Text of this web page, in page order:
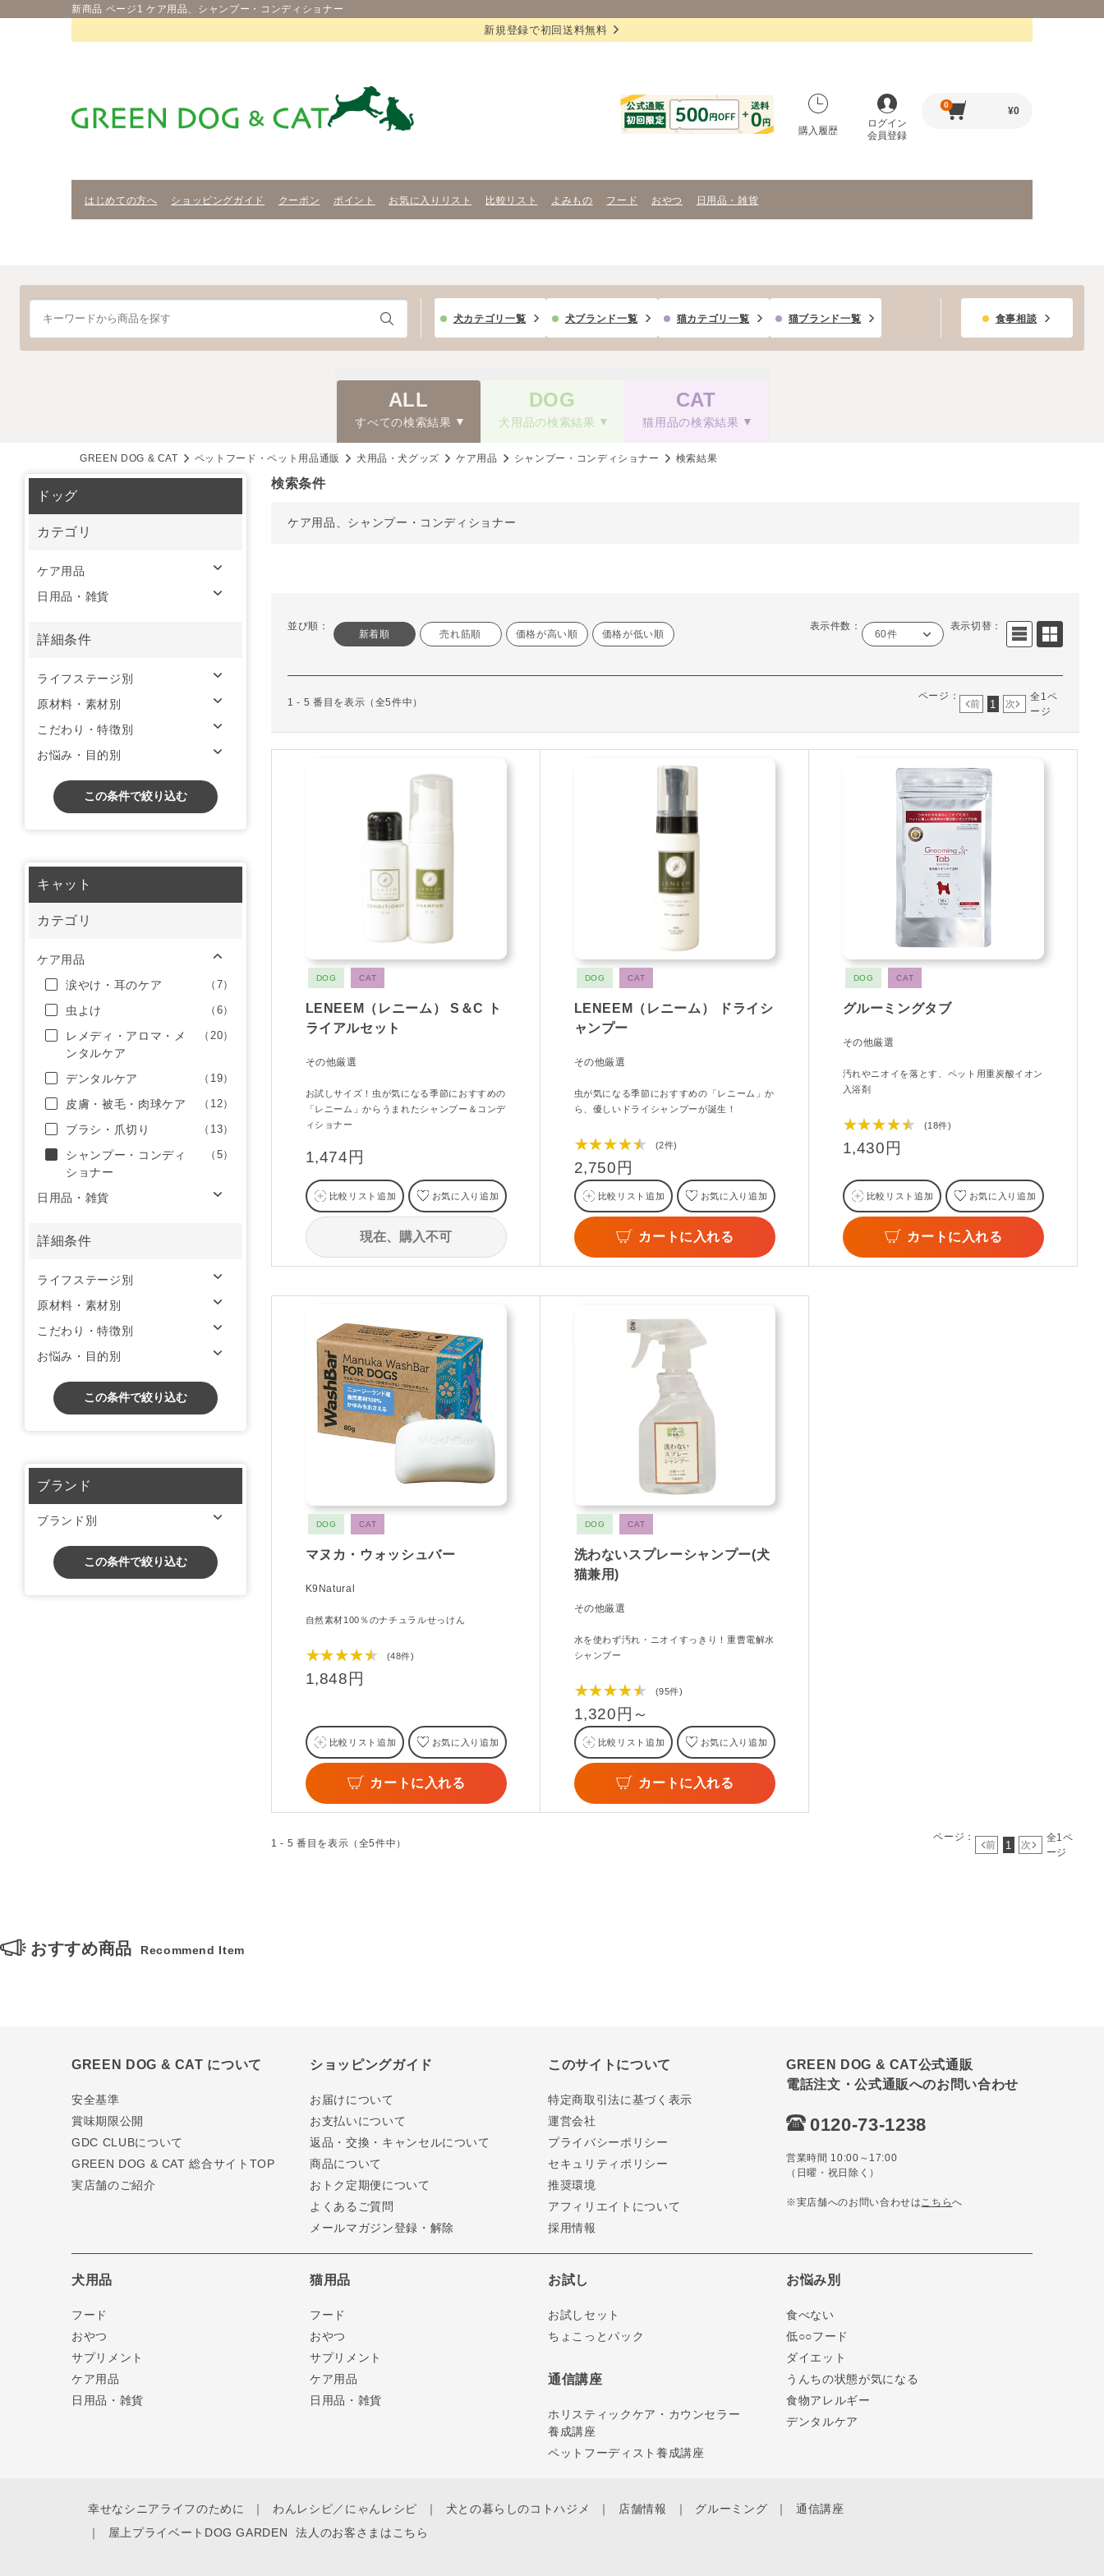
新商品 ページ1 ケア用品、シャンプー・コンディショナー
新規登録で初回送料無料
購入履歴
ログイン
会員登録
0
¥0
はじめての方へ ショッピングガイド クーポン ポイント お気に入りリスト 比較リスト よみもの フード おやつ 日用品・雑貨
犬カテゴリ一覧 犬ブランド一覧 猫カテゴリ一覧 猫ブランド一覧 食事相談
ALL
すべての検索結果
DOG
犬用品の検索結果
CAT
猫用品の検索結果
GREEN DOG & CAT ペットフード・ペット用品通販 犬用品・犬グッズ ケア用品 シャンプー・コンディショナー 検索結果
検索条件
ケア用品、シャンプー・コンディショナー
並び順：
新着順 売れ筋順 価格が高い順 価格が低い順
表示件数：
60件
表示切替：
1 - 5 番目を表示（全5件中）
ページ：
前 1 次
全1ペ
ージ
DOG CAT
LENEEM（レニーム） S＆C ト
ライアルセット
その他厳選
お試しサイズ！虫が気になる季節におすすめの
「レニーム」からうまれたシャンプー＆コンデ
ィショナー
1,474円
比較リスト追加 お気に入り追加
現在、購入不可
DOG CAT
LENEEM（レニーム） ドライシ
ャンプー
その他厳選
虫が気になる季節におすすめの「レニーム」か
ら、優しいドライシャンプーが誕生！
★★★★★ (2件)
2,750円
比較リスト追加 お気に入り追加
カートに入れる
DOG CAT
グルーミングタブ
その他厳選
汚れやニオイを落とす、ペット用重炭酸イオン
入浴剤
★★★★★ (18件)
1,430円
比較リスト追加 お気に入り追加
カートに入れる
DOG CAT
マヌカ・ウォッシュバー
K9Natural
自然素材100％のナチュラルせっけん
★★★★★ (48件)
1,848円
比較リスト追加 お気に入り追加
カートに入れる
DOG CAT
洗わないスプレーシャンプー(犬
猫兼用)
その他厳選
水を使わず汚れ・ニオイすっきり！重曹電解水
シャンプー
★★★★★ (95件)
1,320円～
比較リスト追加 お気に入り追加
カートに入れる
1 - 5 番目を表示（全5件中）
ページ：
前 1 次
全1ペ
ージ
ドッグ
カテゴリ
ケア用品
日用品・雑貨
詳細条件
ライフステージ別
原材料・素材別
こだわり・特徴別
お悩み・目的別
この条件で絞り込む
キャット
カテゴリ
ケア用品
涙やけ・耳のケア
（7）
虫よけ （6）
レメディ・アロマ・メ
ンタルケア
（20）
デンタルケア （19）
皮膚・被毛・肉球ケア （12）
ブラシ・爪切り （13）
シャンプー・コンディ
ショナー
（5）
日用品・雑貨
詳細条件
ライフステージ別
原材料・素材別
こだわり・特徴別
お悩み・目的別
この条件で絞り込む
ブランド
ブランド別
この条件で絞り込む
おすすめ商品 Recommend Item
GREEN DOG & CAT について
安全基準
賞味期限公開
GDC CLUBについて
GREEN DOG & CAT 総合サイトTOP
実店舗のご紹介
ショッピングガイド
お届けについて
お支払いについて
返品・交換・キャンセルについて
商品について
おトク定期便について
よくあるご質問
メールマガジン登録・解除
このサイトについて
特定商取引法に基づく表示
運営会社
プライバシーポリシー
セキュリティポリシー
推奨環境
アフィリエイトについて
採用情報
GREEN DOG & CAT公式通販
電話注文・公式通販へのお問い合わせ
0120-73-1238
営業時間 10:00～17:00
（日曜・祝日除く）
※実店舗へのお問い合わせはこちらへ
犬用品
フード
おやつ
サプリメント
ケア用品
日用品・雑貨
猫用品
フード
おやつ
サプリメント
ケア用品
日用品・雑貨
お試し
お試しセット
ちょこっとパック
通信講座
ホリスティックケア・カウンセラー
養成講座
ペットフーディスト養成講座
お悩み別
食べない
低○○フード
ダイエット
うんちの状態が気になる
食物アレルギー
デンタルケア
幸せなシニアライフのために わんレシピ／にゃんレシピ 犬との暮らしのコトハジメ 店舗情報 グルーミング
通信講座
屋上プライベートDOG GARDEN
法人のお客さまはこちら